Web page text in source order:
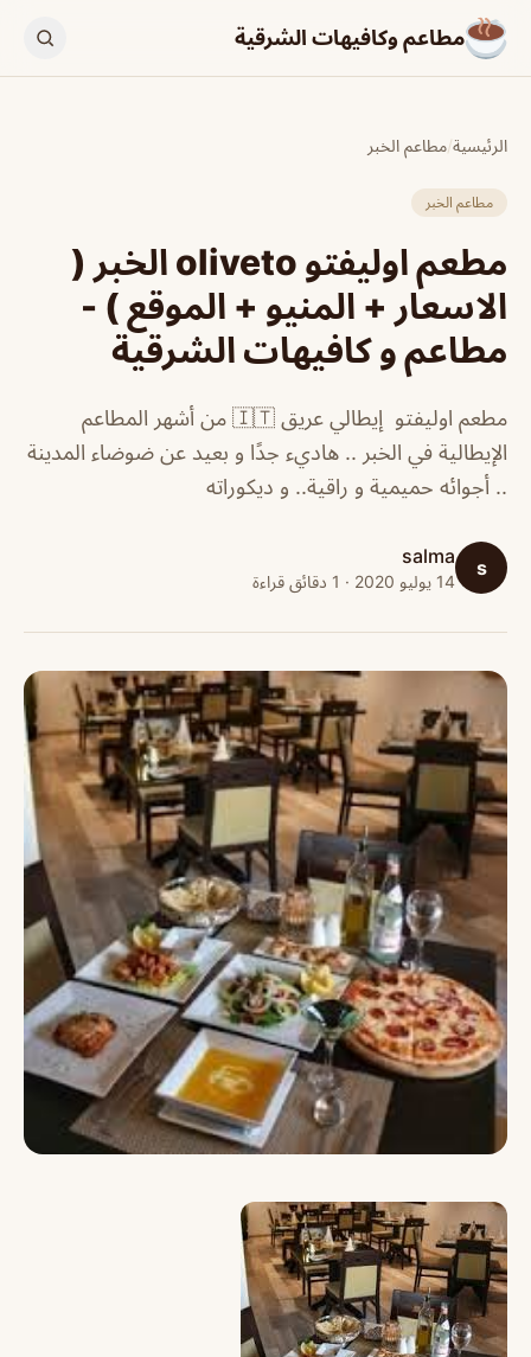
مطاعم وكافيهات الشرقية
الرئيسية/مطاعم الخبر
مطاعم الخبر
مطعم اوليفتو oliveto الخبر (
الاسعار + المنيو + الموقع ) -
مطاعم و كافيهات الشرقية
مطعم اوليفتو إيطالي عريق 🇮🇹 من أشهر المطاعم
الإيطالية في الخبر .. هاديء جدًا و بعيد عن ضوضاء المدينة
.. أجوائه حميمية و راقية.. و ديكوراته
s
salma
14 يوليو 2020 · 1 دقائق قراءة